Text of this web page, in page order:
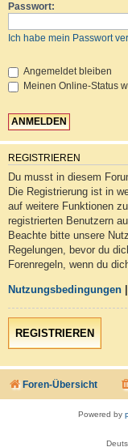
Passwort:
Ich habe mein Passwort
Angemeldet bleiben
Meinen Online-Status
REGISTRIEREN
Du musst in diesem
Die Registrierung ist in
auf weitere Funktionen
registrierten Benutzern
Beachte bitte unsere
Regelungen, bevor du
Forenregeln, wenn du
Nutzungsbedingungen
REGISTRIEREN
Foren-Übersicht
Powered by